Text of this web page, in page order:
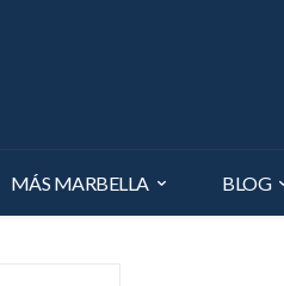
MÁS MARBELLA BLOG